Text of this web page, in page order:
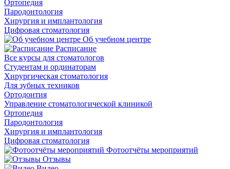
Ортопедия
Пародонтология
Хирургия и имплантология
Цифровая стоматология
Об учебном центре
Расписание
Все курсы для стоматологов
Студентам и ординаторам
Хирургическая стоматология
Для зубных техников
Ортодонтия
Управление стоматологической клиникой
Ортопедия
Пародонтология
Хирургия и имплантология
Цифровая стоматология
Фотоотчёты мероприятий
Отзывы